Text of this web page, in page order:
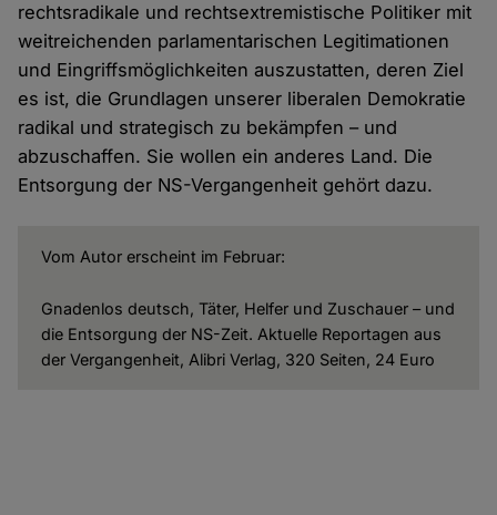
rechtsradikale und rechtsextremistische Politiker mit
weitreichenden parlamentarischen Legitimationen
und Eingriffsmöglichkeiten auszustatten, deren Ziel
es ist, die Grundlagen unserer liberalen Demokratie
radikal und strategisch zu bekämpfen – und
abzuschaffen. Sie wollen ein anderes Land. Die
Entsorgung der NS-Vergangenheit gehört dazu.
Vom Autor erscheint im Februar:
Gnadenlos deutsch, Täter, Helfer und Zuschauer – und
die Entsorgung der NS-Zeit. Aktuelle Reportagen aus
der Vergangenheit, Alibri Verlag, 320 Seiten, 24 Euro